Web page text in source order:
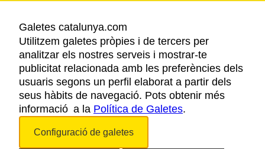
AVÍS LEGAL
POLÍTICA DE PRIVACITAT
COOKIES
ACCESSIBILITAT
Galetes catalunya.com
Utilitzem galetes pròpies i de tercers per
analitzar els nostres serveis i mostrar-te
publicitat relacionada amb les preferències dels
usuaris segons un perfil elaborat a partir dels
seus hàbits de navegació. Pots obtenir més
informació a la Política de Galetes.
Configuració de galetes